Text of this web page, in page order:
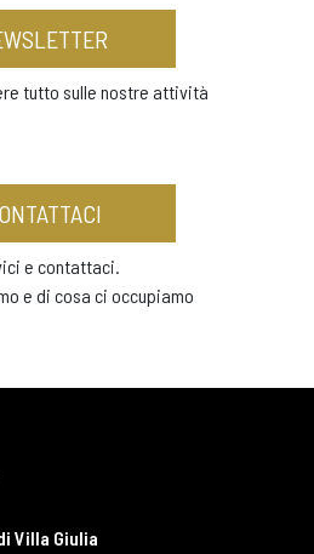
tutto sulle nostre attività
e contattaci.
e di cosa ci occupiamo
Villa Giulia